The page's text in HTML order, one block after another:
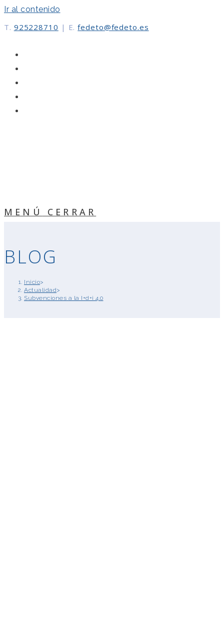
Ir al contenido
T. 925228710 | E. fedeto@fedeto.es
MENÚ CERRAR
BLOG
Inicio>
Actualidad>
Subvenciones a la I+d+i 4.0